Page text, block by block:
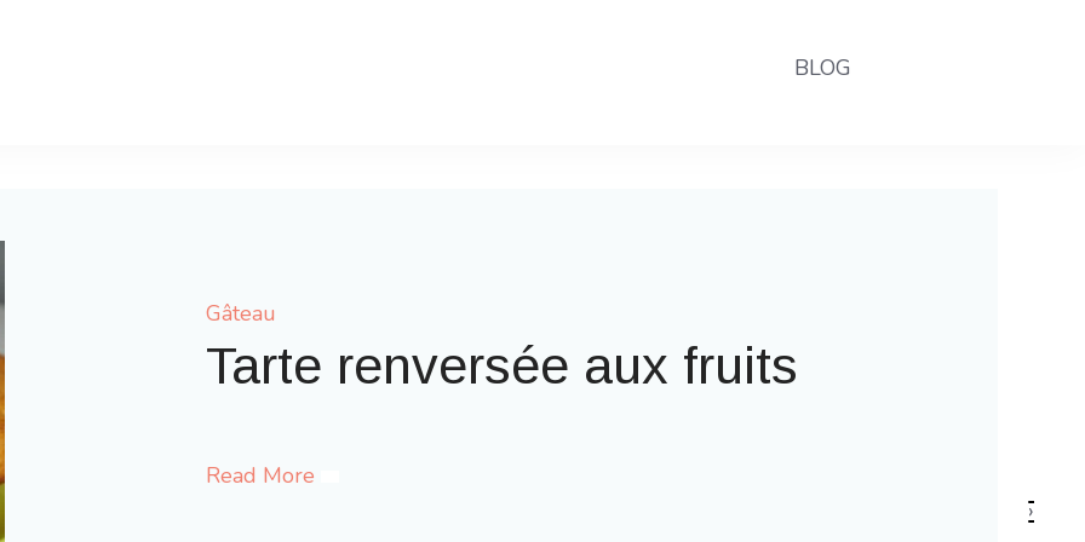
BLOG
Gâteau
Gaufres comme à la fête foraine
Read More
›